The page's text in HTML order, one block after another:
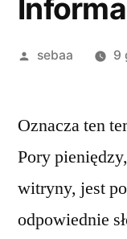
Posted
sebaa 9
Oznacza ten
Pory
witryny, jest
odpowiednie